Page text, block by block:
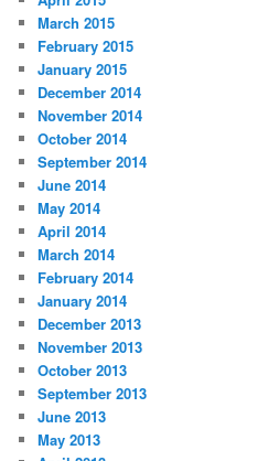
March 2015
February 2015
January 2015
December 2014
November 2014
October 2014
September 2014
June 2014
May 2014
April 2014
March 2014
February 2014
January 2014
December 2013
November 2013
October 2013
September 2013
June 2013
May 2013